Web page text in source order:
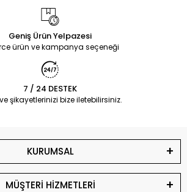
Geniş Ürün Yelpazesi
ürün ve kampanya seçeneği
7 / 24 DESTEK
şikayetlerinizi bize iletebilirsiniz.
KURUMSAL
MÜŞTERİ HİZMETLERİ